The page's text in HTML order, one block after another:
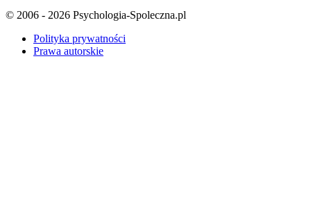
© 2006 - 2026 Psychologia-Spoleczna.pl
Polityka prywatności
Prawa autorskie